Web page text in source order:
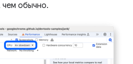
чем обычно.